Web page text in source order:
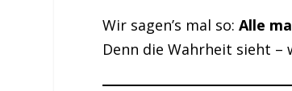
Wir sagen’s mal so:Alle
Denn die Wahrheit sieht –